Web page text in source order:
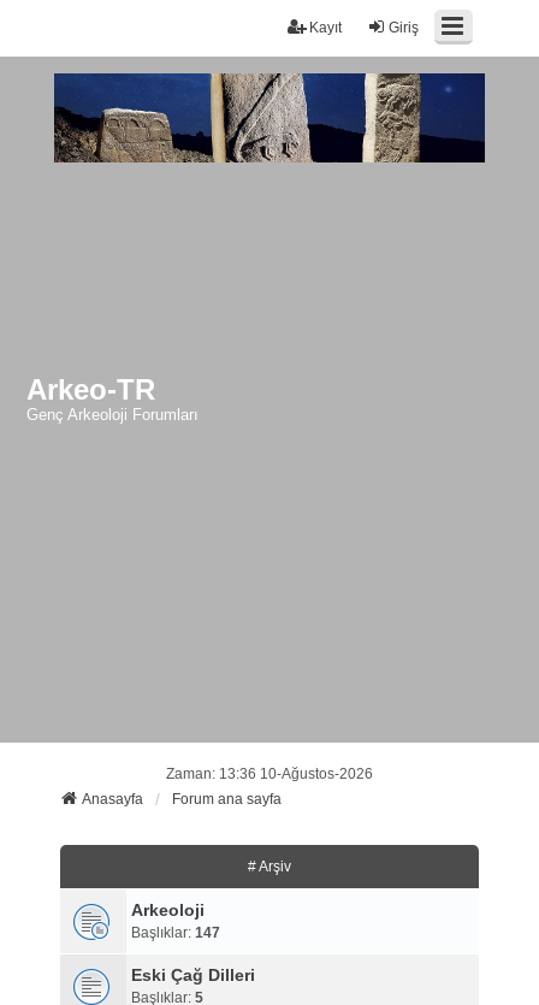
Giriş
Kayıt
Arkeo-TR
Genç Arkeoloji Forumları
Zaman: 13:36 10-Ağustos-2026
Anasayfa
Forum ana sayfa
# Arşiv
Arkeoloji
Başlıklar: 147
Eski Çağ Dilleri
Başlıklar: 5